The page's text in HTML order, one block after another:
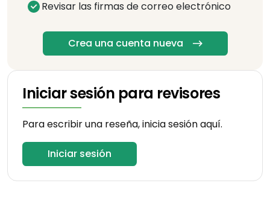
Revisar las firmas de correo electrónico
Crea una cuenta nueva
Iniciar sesión para revisores
Para escribir una reseña, inicia sesión aquí.
Iniciar sesión